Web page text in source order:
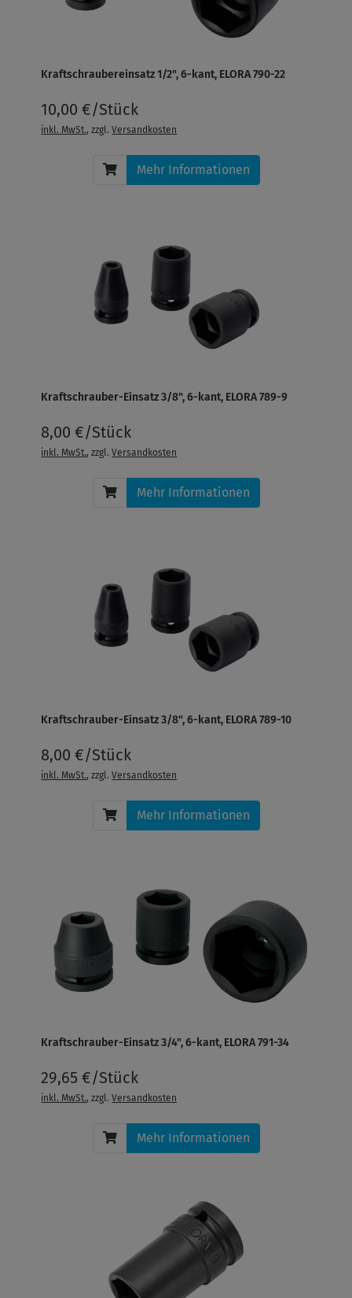
Kraftschraubereinsatz 1/2", 6-kant, ELORA 790-22
10,00 €/Stück
inkl. MwSt., zzgl.Versandkosten
Mehr Informationen
Kraftschrauber-Einsatz 3/8", 6-kant, ELORA 789-9
8,00 €/Stück
inkl. MwSt., zzgl.Versandkosten
Mehr Informationen
Kraftschrauber-Einsatz 3/8", 6-kant, ELORA 789-10
8,00 €/Stück
inkl. MwSt., zzgl.Versandkosten
Mehr Informationen
Kraftschrauber-Einsatz 3/4", 6-kant, ELORA 791-34
29,65 €/Stück
inkl. MwSt., zzgl.Versandkosten
Mehr Informationen